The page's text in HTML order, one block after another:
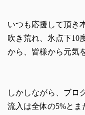
いつも応援して頂き
吹き荒れ、氷点下10
から、皆様から元気
しかしながら、ブロ
流入は全体の5%と